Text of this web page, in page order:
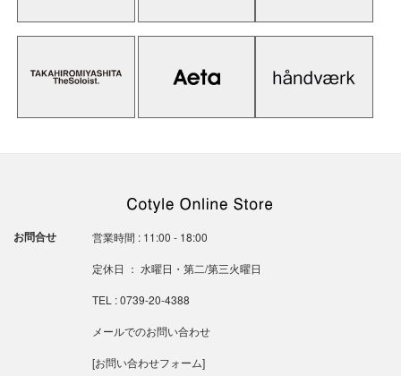
お問合せ 営業時間 : 11:00 - 18:00
定休日 ： 水曜日・第二/第三火曜日
TEL : 0739-20-4388
メールでのお問い合わせ
[お問い合わせフォーム]